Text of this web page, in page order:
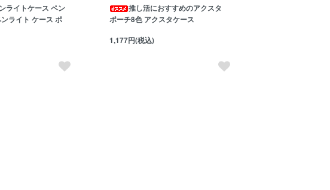
ライトケース ペン
ライト ケース ポ
推し活におすすめのアクスタ
ポーチ8色 アクスタケース
1,177円(税込)